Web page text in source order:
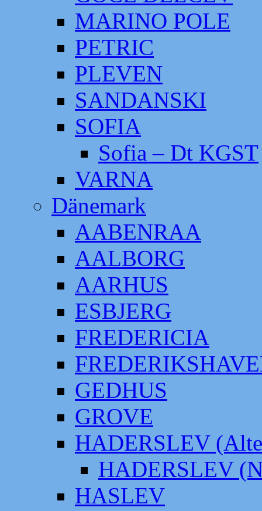
MARINO POLE
PETRIC
PLEVEN
SANDANSKI
SOFIA
Sofia – Dt KGST
VARNA
Dänemark
AABENRAA
AALBORG
AARHUS
ESBJERG
FREDERICIA
GEDHUS
GROVE
HADERSLEV
HADERSLEV
HASLEV